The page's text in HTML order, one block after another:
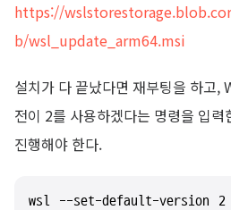
https://
b/wsl_update_arm64.msi
설치가 다 끝났다면 재부팅을 하고,
전이 2를 사용하겠다는 명령을 입력
진행해야 한다.
wsl --set-default-version 2